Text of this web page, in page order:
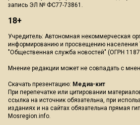
запись ЭЛ № ФС77-73861.
18+
Учредитель: Автономная некоммерческая
информированию и просвещению населения
"Общественная служба новостей" (ОГРН
Мнение редакции может не совпадать с
Скачать презентацию: Медиа-кит
При перепечатке или цитировании
ссылка на источник обязательна, при
изданиях и на сайтах обязательна прямая
Mosregion.info.